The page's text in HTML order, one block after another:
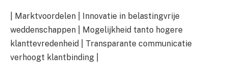
| Marktvoordelen | Innovatie in belastingvrije
weddenschappen | Mogelijkheid tanto hogere
klanttevredenheid | Transparante communicatie
verhoogt klantbinding |